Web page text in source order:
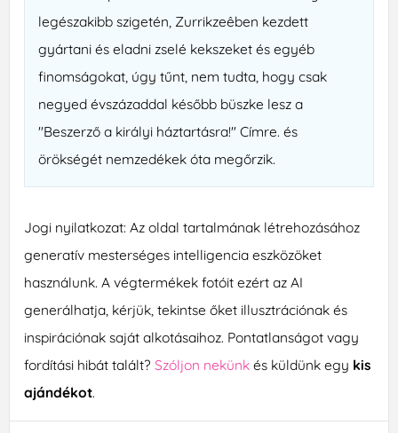
legészakibb szigetén, Zurrikzeêben kezdett
gyártani és eladni zselé kekszeket és egyéb
finomságokat, úgy tűnt, nem tudta, hogy csak
negyed évszázaddal később büszke lesz a
"Beszerző a királyi háztartásra!" Címre. és
örökségét nemzedékek óta megőrzik.
Jogi nyilatkozat: Az oldal tartalmának létrehozásához
generatív mesterséges intelligencia eszközöket
használunk. A végtermékek fotóit ezért az AI
generálhatja, kérjük, tekintse őket illusztrációnak és
inspirációnak saját alkotásaihoz. Pontatlanságot vagy
fordítási hibát talált? Szóljon nekünkés küldünk egy kis
ajándékot.